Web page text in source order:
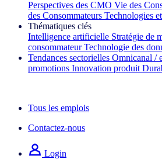
Perspectives des CMO Vie des
des Consommateurs Technologies
Thématiques clés
Intelligence artificielle Stratégie de
consommateur Technologie des
Tendances sectorielles Omnicanal /
promotions Innovation produit
Tous les emplois
Contactez-nous
Login